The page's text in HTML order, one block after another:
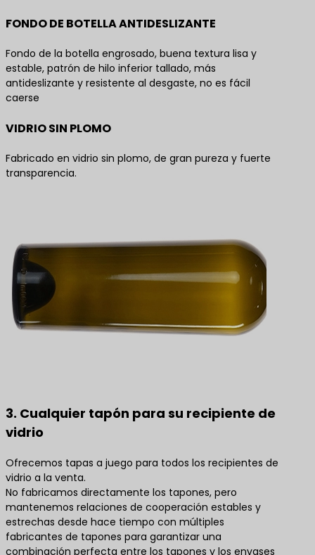
FONDO DE BOTELLA ANTIDESLIZANTE
Fondo de la botella engrosado, buena textura lisa y
estable, patrón de hilo inferior tallado, más
antideslizante y resistente al desgaste, no es fácil
caerse
VIDRIO SIN PLOMO
Fabricado en vidrio sin plomo, de gran pureza y fuerte
transparencia.
3. Cualquier tapón para su recipiente de
vidrio
Ofrecemos tapas a juego para todos los recipientes de
vidrio a la venta.
No fabricamos directamente los tapones, pero
mantenemos relaciones de cooperación estables y
estrechas desde hace tiempo con múltiples
fabricantes de tapones para garantizar una
combinación perfecta entre los tapones y los envases